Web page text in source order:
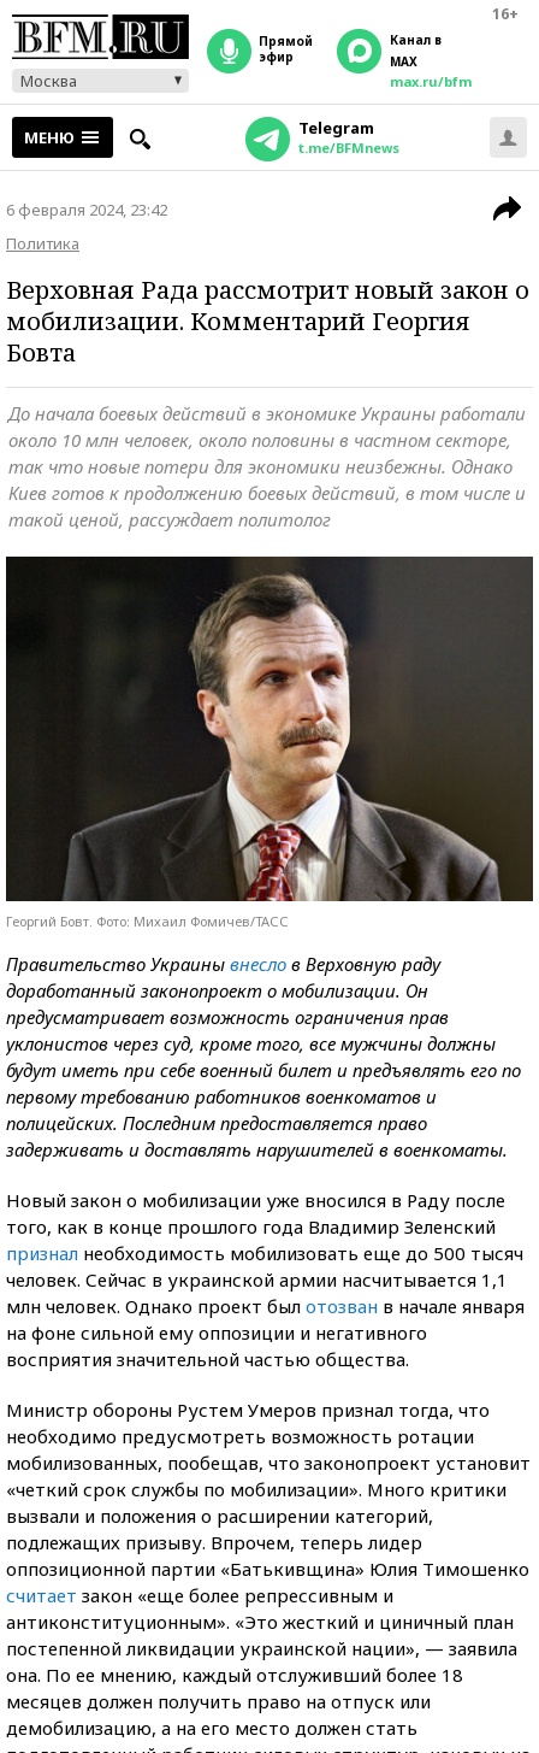
16+
Москва
прямой
эфир
Канал в
MAX
max.ru/bfm
МЕНЮ Telegram
t.me/BFMnews
6 февраля 2024, 23:42
Политика
Верховная Рада рассмотрит новый закон о
мобилизации. Комментарий Георгия
Бовта
До начала боевых действий в экономике Украины работали
около 10 млн человек, около половины в частном секторе,
так что новые потери для экономики неизбежны. Однако
Киев готов к продолжению боевых действий, в том числе и
такой ценой, рассуждает политолог
Георгий Бовт. Фото: Михаил Фомичев/ТАСС
Правительство Украины внесло в Верховную раду
доработанный законопроект о мобилизации. Он
предусматривает возможность ограничения прав
уклонистов через суд, кроме того, все мужчины должны
будут иметь при себе военный билет и предъявлять его по
первому требованию работников военкоматов и
полицейских. Последним предоставляется право
задерживать и доставлять нарушителей в военкоматы.
Новый закон о мобилизации уже вносился в Раду после
того, как в конце прошлого года Владимир Зеленский
признал необходимость мобилизовать еще до 500 тысяч
человек. Сейчас в украинской армии насчитывается 1,1
млн человек. Однако проект был отозван в начале января
на фоне сильной ему оппозиции и негативного
восприятия значительной частью общества.
Министр обороны Рустем Умеров признал тогда, что
необходимо предусмотреть возможность ротации
мобилизованных, пообещав, что законопроект установит
«четкий срок службы по мобилизации». Много критики
вызвали и положения о расширении категорий,
подлежащих призыву. Впрочем, теперь лидер
оппозиционной партии «Батькивщина» Юлия Тимошенко
считает закон «еще более репрессивным и
антиконституционным». «Это жесткий и циничный план
постепенной ликвидации украинской нации», — заявила
она. По ее мнению, каждый отслуживший более 18
месяцев должен получить право на отпуск или
демобилизацию, а на его место должен стать